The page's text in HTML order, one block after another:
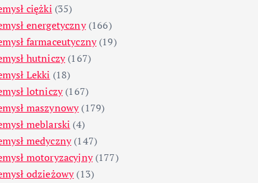
ciężki (35)
energetyczny(166)
farmaceutyczny(19)
hutniczy(167)
Lekki (18)
lotniczy(167)
maszynowy(179)
meblarski (4)
medyczny(147)
motoryzacyjny(177)
odzieżowy(13)